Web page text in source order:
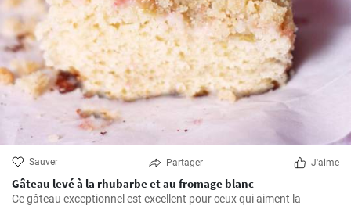
Sauver Partager J'aime
Gâteau levé à la rhubarbe et au fromage blanc
Ce gâteau exceptionnel est excellent pour ceux qui aiment la